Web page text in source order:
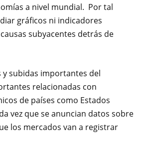
a nivel mundial. Por tal
gráficos ni indicadores
subyacentes detrás de
y subidas importantes del
relacionadas con
de países como Estados
vez que se anuncian datos sobre
los mercados van a registrar